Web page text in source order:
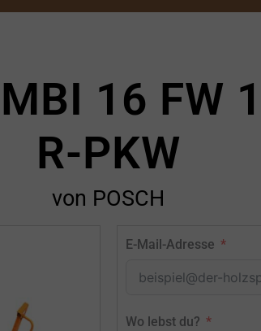
16 FW
R-PKW
von POSCH
E-Mail-Adresse
Wo lebst du?